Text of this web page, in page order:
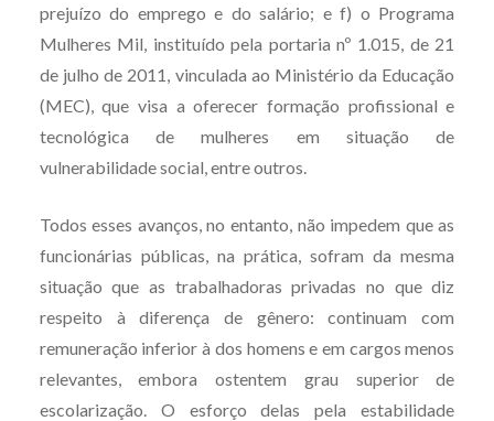
prejuízo do emprego e do salário; e f) o Programa
Mulheres Mil, instituído pela portaria nº 1.015, de 21
de julho de 2011, vinculada ao Ministério da Educação
(MEC), que visa a oferecer formação profissional e
tecnológica de mulheres em situação de
vulnerabilidade social, entre outros.
Todos esses avanços, no entanto, não impedem que as
funcionárias públicas, na prática, sofram da mesma
situação que as trabalhadoras privadas no que diz
respeito à diferença de gênero: continuam com
remuneração inferior à dos homens e em cargos menos
relevantes, embora ostentem grau superior de
escolarização. O esforço delas pela estabilidade